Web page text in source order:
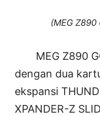
(MEG
MEG Z890
dengan dua
ekspansi
XPANDER-Z